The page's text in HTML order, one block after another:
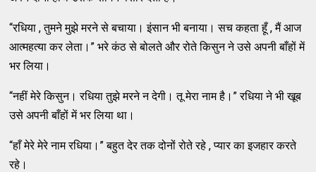
“रधिया , तुमने मुझे मरने से बचाया। इंसान भी बनाया। सच कहता हूँ , मैं आज
आत्महत्या कर लेता।” भरे कंठ से बोलते और रोते किसुन ने उसे अपनी बाँहों में
भर लिया।
“नहीं मेरे किसुन। रधिया तुझे मरने न देगी। तू मेरा नाम है।” रधिया ने भी खूब
उसे अपनी बाँहों में भर लिया था।
“हाँ मेरे मेरे नाम रधिया।” बहुत देर तक दोनों रोते रहे , प्यार का इजहार करते
रहे।